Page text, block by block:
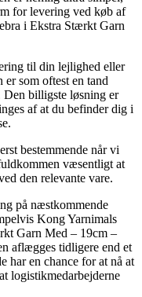
for levering ved køb af
i Ekstra Stærkt Garn
til din lejlighed eller
er som oftest en tand
billigste løsning er
af at du befinder dig i
bestemmende når vi
væsentligt at
den relevante vare.
på næstkommende
Kong Yarnimals
Garn Med – 19cm –
aflægges tidligere end et
har en chance for at nå at
logistikmedarbejderne